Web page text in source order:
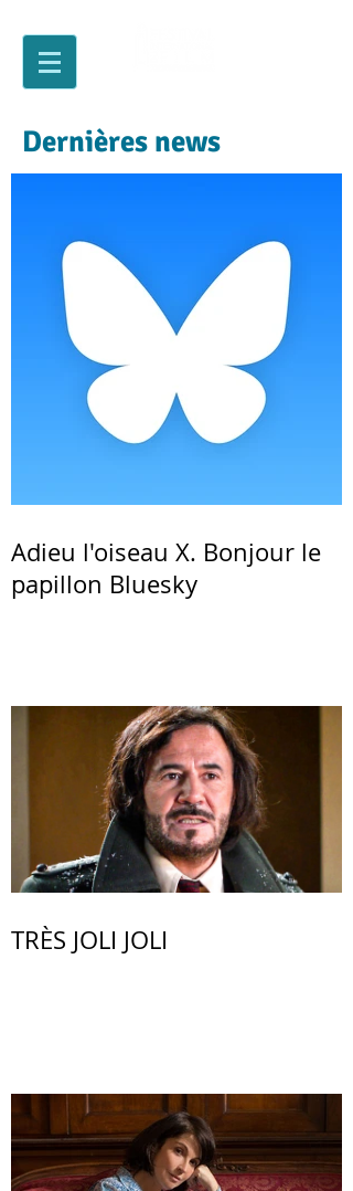
Dernières news
Adieu l'oiseau X. Bonjour le
papillon Bluesky
TRÈS JOLI JOLI